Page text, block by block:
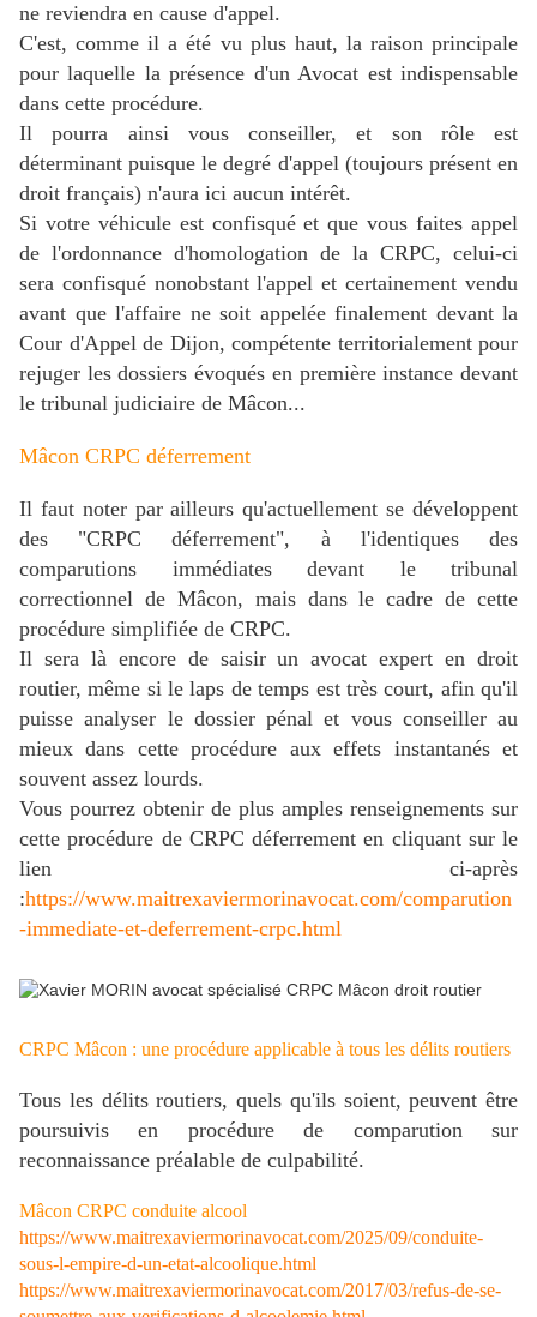
ne reviendra en cause d'appel.
C'est, comme il a été vu plus haut, la raison principale
pour laquelle la présence d'un Avocat est indispensable
dans cette procédure.
Il pourra ainsi vous conseiller, et son rôle est
déterminant puisque le degré d'appel (toujours présent en
droit français) n'aura ici aucun intérêt.
Si votre véhicule est confisqué et que vous faites appel
de l'ordonnance d'homologation de la CRPC, celui-ci
sera confisqué nonobstant l'appel et certainement vendu
avant que l'affaire ne soit appelée finalement devant la
Cour d'Appel de Dijon, compétente territorialement pour
rejuger les dossiers évoqués en première instance devant
le tribunal judiciaire de Mâcon...
Mâcon CRPC déferrement
Il faut noter par ailleurs qu'actuellement se développent
des "CRPC déferrement", à l'identiques des
comparutions immédiates devant le tribunal
correctionnel de Mâcon, mais dans le cadre de cette
procédure simplifiée de CRPC.
Il sera là encore de saisir un avocat expert en droit
routier, même si le laps de temps est très court, afin qu'il
puisse analyser le dossier pénal et vous conseiller au
mieux dans cette procédure aux effets instantanés et
souvent assez lourds.
Vous pourrez obtenir de plus amples renseignements sur
cette procédure de CRPC déferrement en cliquant sur le
lien ci-après
:https://www.maitrexaviermorinavocat.com/comparution
-immediate-et-deferrement-crpc.html
CRPC Mâcon : une procédure applicable à tous les délits routiers
Tous les délits routiers, quels qu'ils soient, peuvent être
poursuivis en procédure de comparution sur
reconnaissance préalable de culpabilité.
Mâcon CRPC conduite alcool
https://www.maitrexaviermorinavocat.com/2025/09/conduite-
sous-l-empire-d-un-etat-alcoolique.html
https://www.maitrexaviermorinavocat.com/2017/03/refus-de-se-